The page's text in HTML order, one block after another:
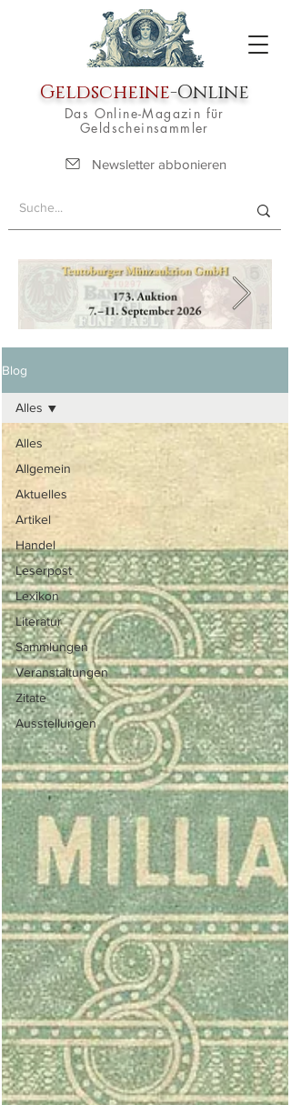
Geldscheine-Online
Das Online-Magazin für
Geldscheinsammler
Newsletter abbonieren
Blog
Alles
Allgemein
Aktuelles
Artikel
Handel
Leserpost
Lexikon
Literatur
Sammlungen
Veranstaltungen
Zitate
Ausstellungen
Alles